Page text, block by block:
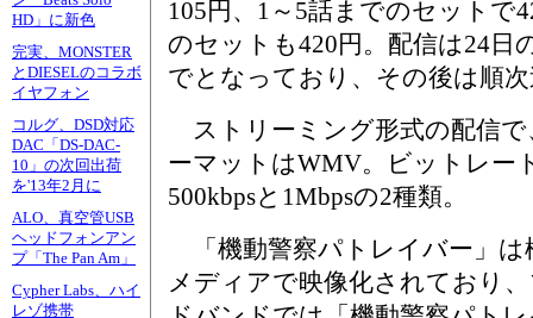
HD」に新色
完実、MONSTER
とDIESELのコラボ
イヤフォン
コルグ、DSD対応
DAC「DS-DAC-
10」の次回出荷
を'13年2月に
ALO、真空管USB
ヘッドフォンアン
プ「The Pan Am」
Cypher Labs、ハイ
レゾ携帯
105円、1～5話までのセットで
のセットも420円。配信は24日
でとなっており、その後は順
ストリーミング形式の配信で
ーマットはWMV。ビットレー
500kbpsと1Mbpsの2種類。
「機動警察パトレイバー」は
メディアで映像化されており